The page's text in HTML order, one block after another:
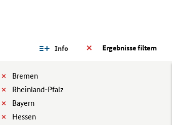
Ergebnisse filtern
Info
Bremen
Rheinland-Pfalz
Bayern
Hessen